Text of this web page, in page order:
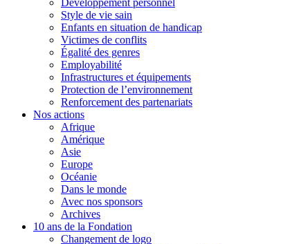
Développement personnel
Style de vie sain
Enfants en situation de handicap
Victimes de conflits
Égalité des genres
Employabilité
Infrastructures et équipements
Protection de l’environnement
Renforcement des partenariats
Nos actions
Afrique
Amérique
Asie
Europe
Océanie
Dans le monde
Avec nos sponsors
Archives
10 ans de la Fondation
Changement de logo